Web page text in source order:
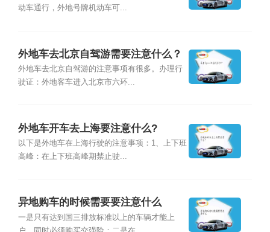
动车通行，外地号牌机动车可...
外地车去北京自驾游需要注意什么？
外地车去北京自驾游的注意事项有很多。办理行
驶证：外地客车进入北京市六环...
外地车开车去上海要注意什么?
以下是外地车在上海行驶的注意事项：1、上下班
高峰：在上下班高峰期禁止驶...
异地购车的时候需要要注意什么
一是只有达到国三排放标准以上的车辆才能上